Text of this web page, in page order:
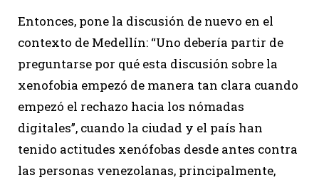
Entonces, pone la discusión de nuevo en el
contexto de Medellín: “Uno debería partir de
preguntarse por qué esta discusión sobre la
xenofobia empezó de manera tan clara cuando
empezó el rechazo hacia los nómadas
digitales”, cuando la ciudad y el país han
tenido actitudes xenófobas desde antes contra
las personas venezolanas, principalmente,